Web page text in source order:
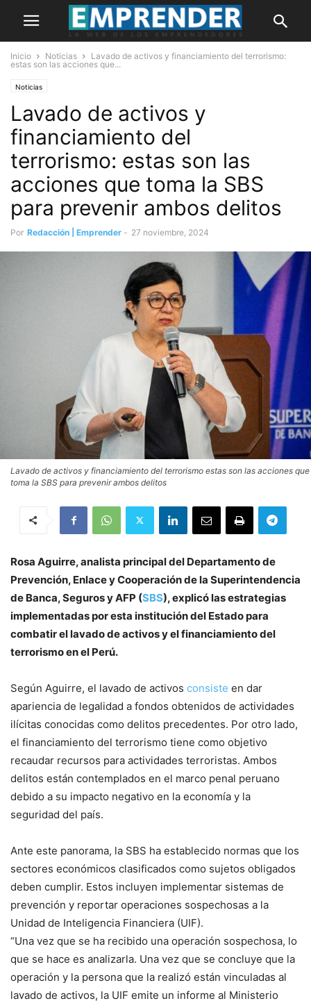
Inicio Noticias
Lavado de activos y financiamiento del terrorismo:
estas son las acciones que...
Noticias
Lavado de activos y
financiamiento del
terrorismo: estas son las
acciones que toma la SBS
para prevenir ambos delitos
Por Redacción | Emprender - 27 noviembre, 2024
Lavado de activos y financiamiento del terrorismo estas son las acciones que
toma la SBS para prevenir ambos delitos
Rosa Aguirre, analista principal del Departamento de
Prevención, Enlace y Cooperación de la Superintendencia
de Banca, Seguros y AFP (SBS), explicó las estrategias
implementadas por esta institución del Estado para
combatir el lavado de activos y el financiamiento del
terrorismo en el Perú.
Según Aguirre, el lavado de activos consiste en dar
apariencia de legalidad a fondos obtenidos de actividades
ilícitas conocidas como delitos precedentes. Por otro lado,
el financiamiento del terrorismo tiene como objetivo
recaudar recursos para actividades terroristas. Ambos
delitos están contemplados en el marco penal peruano
debido a su impacto negativo en la economía y la
seguridad del país.
Ante este panorama, la SBS ha establecido normas que los
sectores económicos clasificados como sujetos obligados
deben cumplir. Estos incluyen implementar sistemas de
prevención y reportar operaciones sospechosas a la
Unidad de Inteligencia Financiera (UIF).
“Una vez que se ha recibido una operación sospechosa, lo
que se hace es analizarla. Una vez que se concluye que la
operación y la persona que la realizó están vinculadas al
lavado de activos, la UIF emite un informe al Ministerio